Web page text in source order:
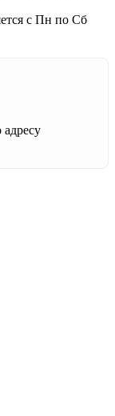
с Пн по Сб
адресу